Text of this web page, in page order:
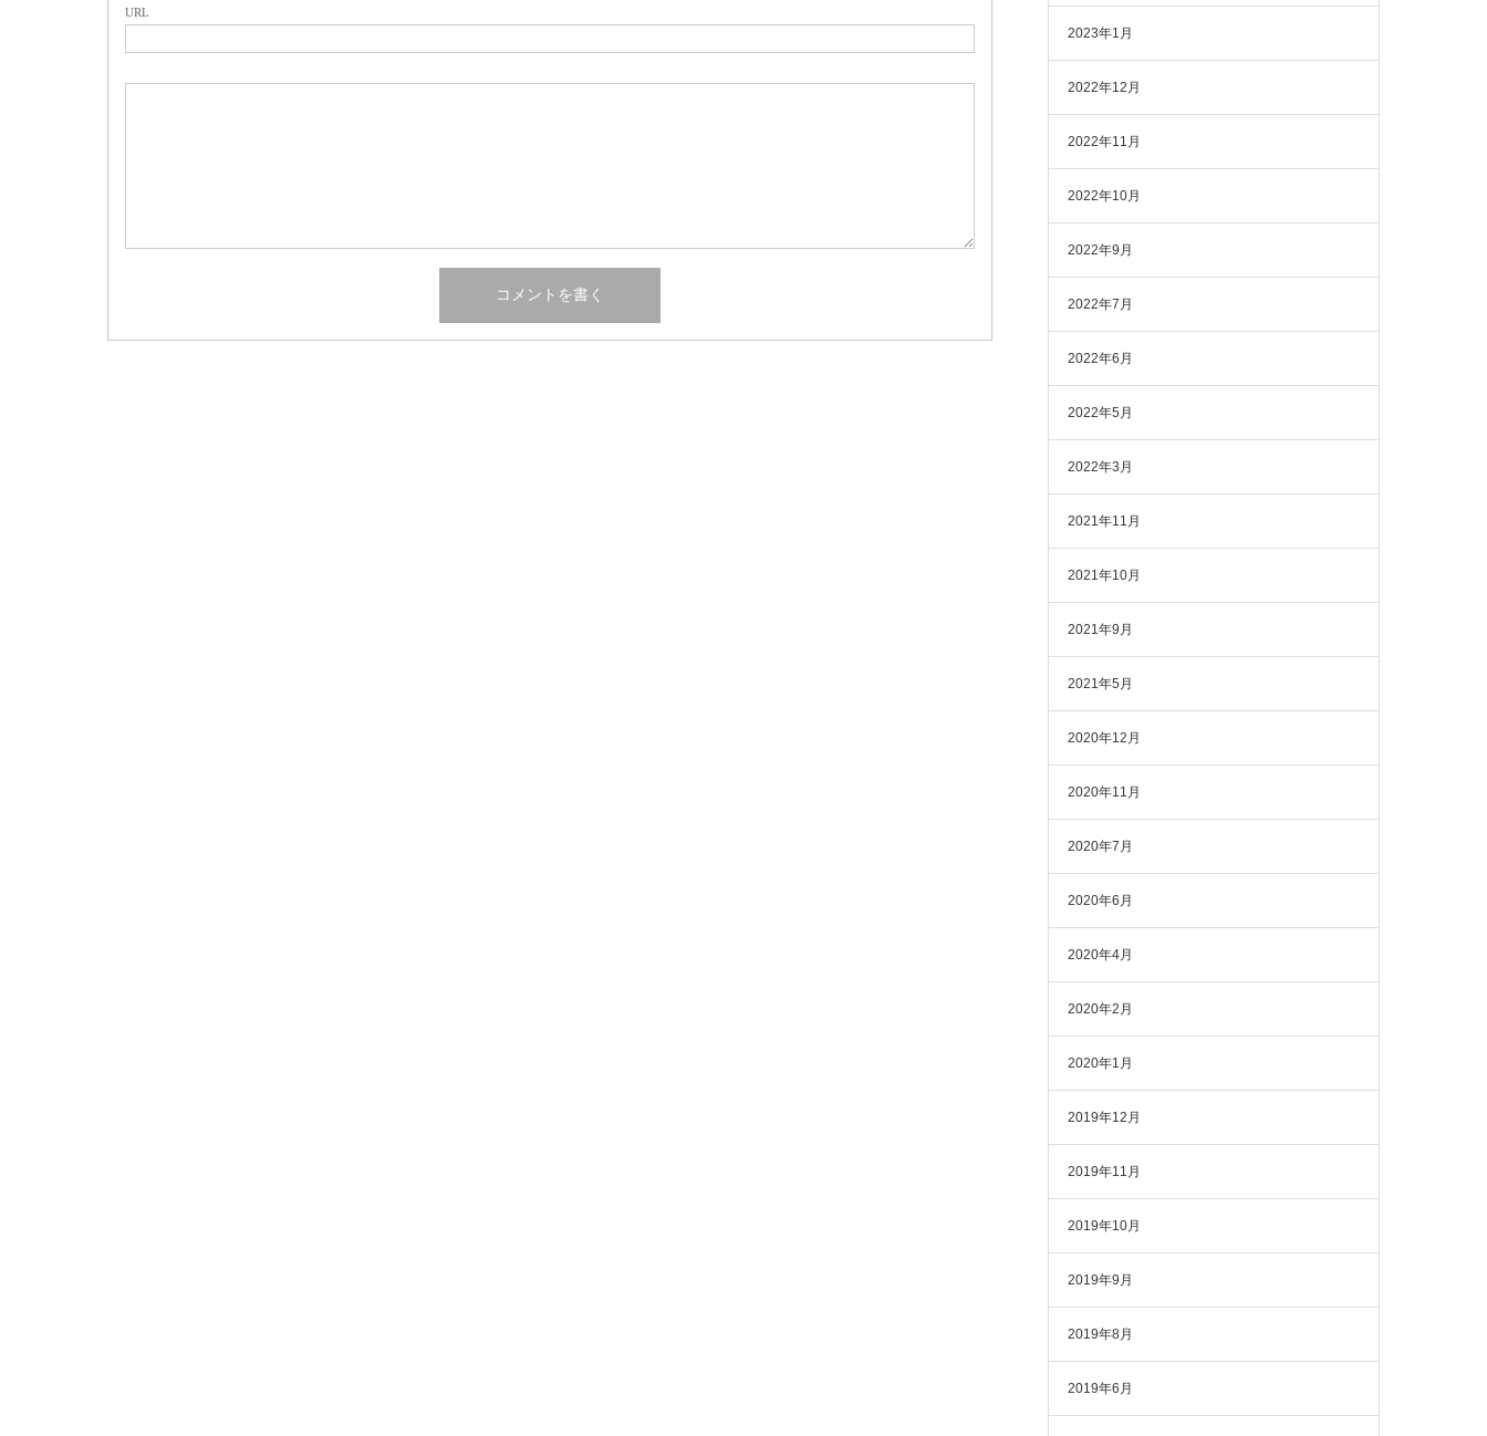
URL
2023年1月
2022年12月
2022年11月
2022年10月
2022年9月
2022年7月
2022年6月
2022年5月
2022年3月
2021年11月
2021年10月
2021年9月
2021年5月
2020年12月
2020年11月
2020年7月
2020年6月
2020年4月
2020年2月
2020年1月
2019年12月
2019年11月
2019年10月
2019年9月
2019年8月
2019年6月